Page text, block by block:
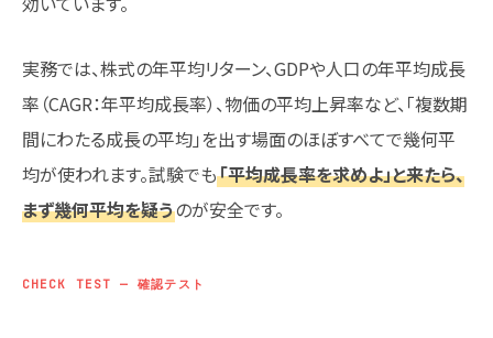
実務では、株式の年平均リターン、GDPや人口の年平均成長
率（CAGR：年平均成長率）、物価の平均上昇率など、「複数期
間にわたる成長の平均」を出す場面のほぼすべてで幾何平
均が使われます。試験でも「平均成長率を求めよ」と来たら、
まず幾何平均を疑うのが安全です。
CHECK TEST — 確認テスト